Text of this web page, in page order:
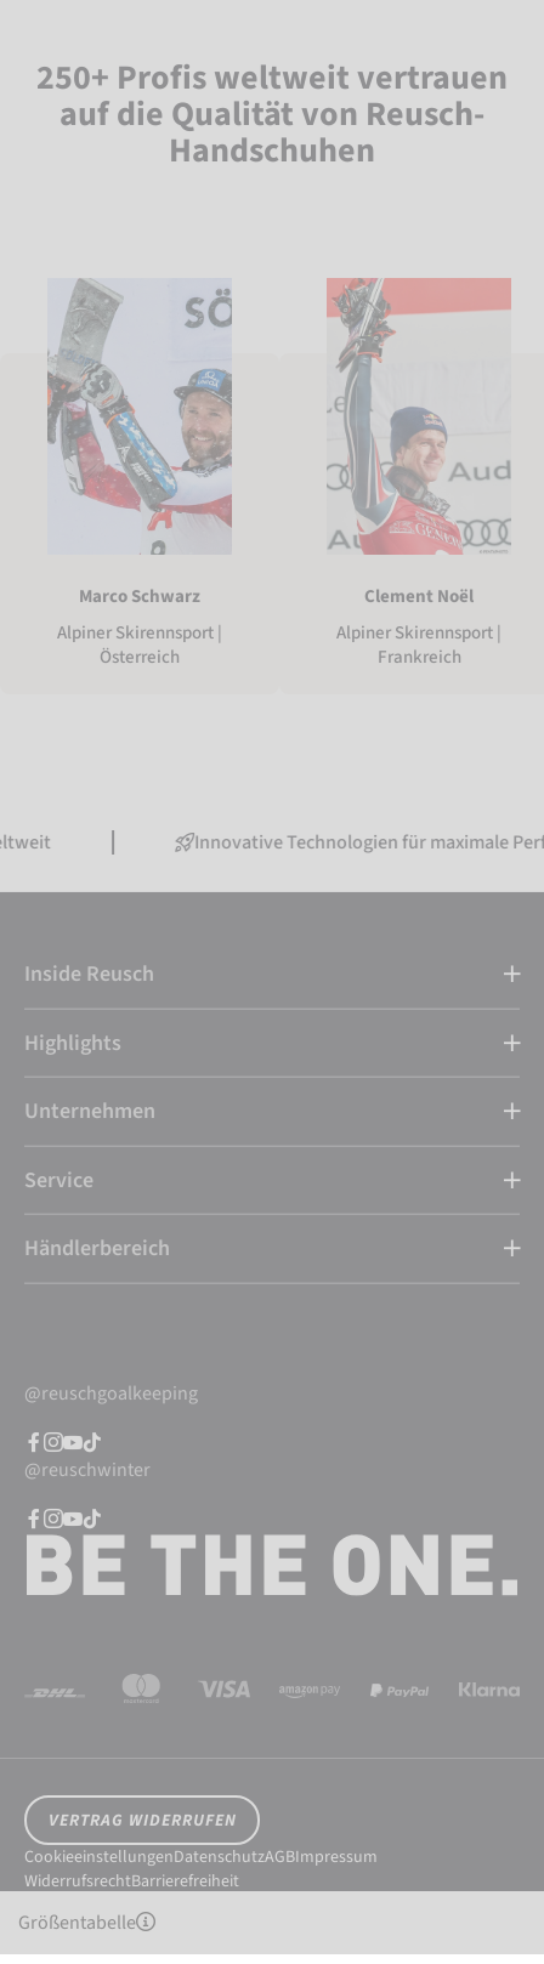
Größentabelle
250+ Profis weltweit vertrauen
auf die Qualität von Reusch-
Handschuhen
Marco Schwarz
Alpiner Skirennsport |
Österreich
Clement Noël
Alpiner Skirennsport |
Frankreich
Innovative Technologien für maximale Performance
Inside Reusch
Highlights
Unternehmen
Service
Händlerbereich
@reuschgoalkeeping
@reuschwinter
VERTRAG WIDERRUFEN
CookieeinstellungenDatenschutzAGBImpressum
WiderrufsrechtBarrierefreiheit
© 2026 Reusch International SpA - AG